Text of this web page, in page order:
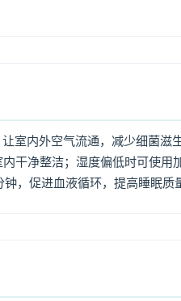
室内外空气流通，减少细菌滋
干净整洁；湿度偏低时可使用
，促进血液循环，提高睡眠质